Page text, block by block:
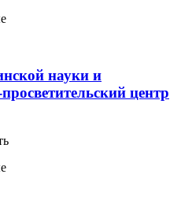
науки и
центр